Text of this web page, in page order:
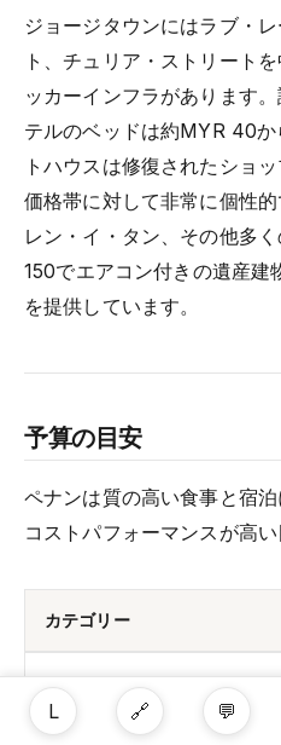
ジョージタウンにはラブ・
ト、チュリア・ストリート
ッカーインフラがあります
テルのベッドは約MYR 40
トハウスは修復されたショ
価格帯に対して非常に個性的
レン・イ・タン、その他多
150でエアコン付きの遺産建
を提供しています。
予算の目安
ペナンは質の高い食事と宿
コストパフォーマンスが高い
カテゴリー
バジェット旅行者（ホステル
ー、ホーカーフード、バス）
L 🔗 💬